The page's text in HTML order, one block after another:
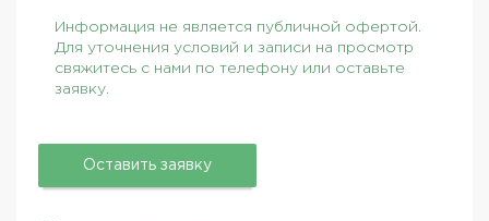
Информация не является публичной офертой.
Для уточнения условий и записи на просмотр
свяжитесь с нами по телефону или оставьте
заявку.
Оставить заявку